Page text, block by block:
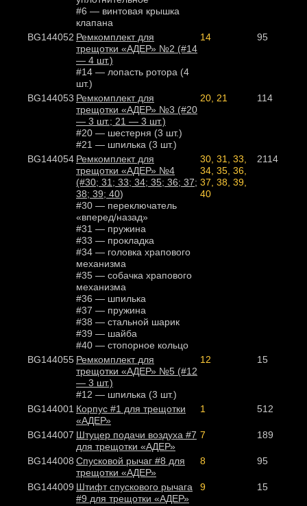
#6 — винтовая крышка
клапана
BG144052 Ремкомплект для
трещотки «АДЕР» №2 (#14
— 4 шт.)
#14 — лопасть ротора (4
шт.)
14 95
BG144053 Ремкомплект для
трещотки «АДЕР» №3 (#20
— 3 шт.; 21 — 3 шт.)
#20 — шестерня (3 шт.)
#21 — шпилька (3 шт.)
20, 21 114
BG144054 Ремкомплект для
трещотки «АДЕР» №4
(#30; 31; 33; 34; 35; 36; 37;
38; 39; 40)
#30 — переключатель
«вперед/назад»
#31 — пружина
#33 — прокладка
#34 — головка храпового
механизма
#35 — собачка храпового
механизма
#36 — шпилька
#37 — пружина
#38 — стальной шарик
#39 — шайба
#40 — стопорное кольцо
30, 31, 33,
34, 35, 36,
37, 38, 39,
40
2114
BG144055 Ремкомплект для
трещотки «АДЕР» №5 (#12
— 3 шт.)
#12 — шпилька (3 шт.)
12 15
BG144001 Корпус #1 для трещотки
«АДЕР»
1 512
BG144007 Штуцер подачи воздуха #7
для трещотки «АДЕР»
7 189
BG144008 Спусковой рычаг #8 для
трещотки «АДЕР»
8 95
BG144009 Штифт спускового рычага
#9 для трещотки «АДЕР»
9 15